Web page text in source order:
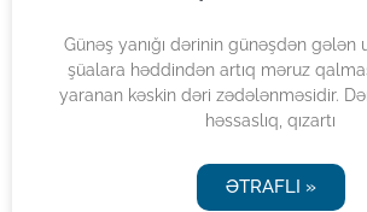
Günəş yanığı dərinin günəşdən gələn
şüalara həddindən artıq məruz
yaranan kəskin dəri zədələnməsidir.
həssaslıq, qızartı
ƏTRAFLI »